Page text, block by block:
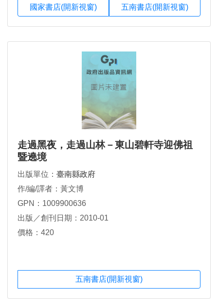
國家書店(開新視窗) 五南書店(開新視窗)
走過黑夜，走過山林－東山碧軒寺迎佛祖
暨遶境
出版單位： 臺南縣政府
作/編/譯者：黃文博
GPN：1009900636
出版／創刊日期：2010-01
價格：420
五南書店(開新視窗)